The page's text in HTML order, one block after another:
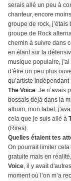
serais allé un peu à
chanteur, encore
groupe de rock,
groupe de Rock
chemin à suivre dans
en étant sur la
musique populaire,
d’être un peu plus
qu’artiste
The Voice. Je n’avais
bossais déjà dans la
album, mon label,
cela que je suis allé à
(Rires).
Quelles étaient tes
On pourrait limiter
gratuite mais en
Voice, il y avait
moment où l’on m’a